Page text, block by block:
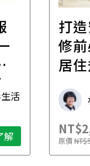
活
解
打
修
居
原價